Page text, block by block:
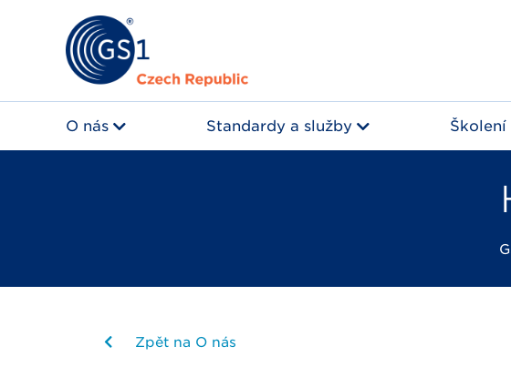
O nás Standardy a služby
Zpět na O nás